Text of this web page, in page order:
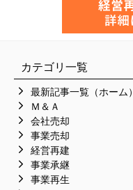
カテゴリ一覧
最新記事一覧（ホーム）
Ｍ＆Ａ
会社売却
事業売却
経営再建
事業承継
事業再生